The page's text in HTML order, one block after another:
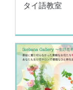
タイ語教室